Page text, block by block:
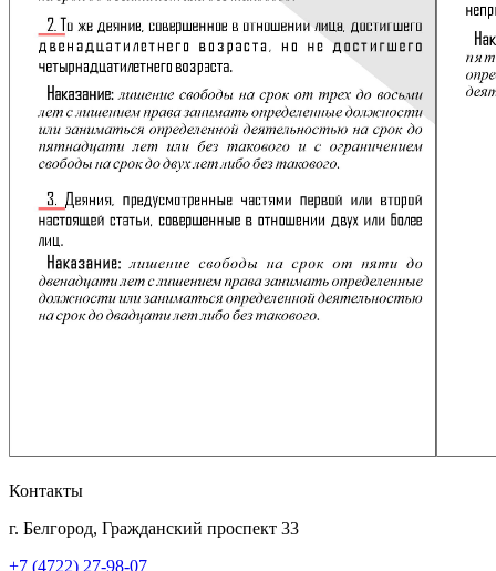
Контакты
г. Белгород, Гражданский проспект 33
+7 (4722) 27-98-07